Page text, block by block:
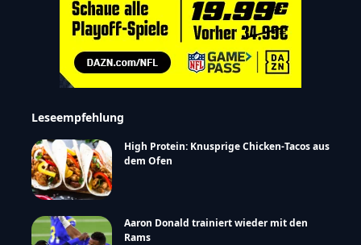
Leseempfehlung
High Protein: Knusprige Chicken-Tacos aus
dem Ofen
Aaron Donald trainiert wieder mit den
Rams